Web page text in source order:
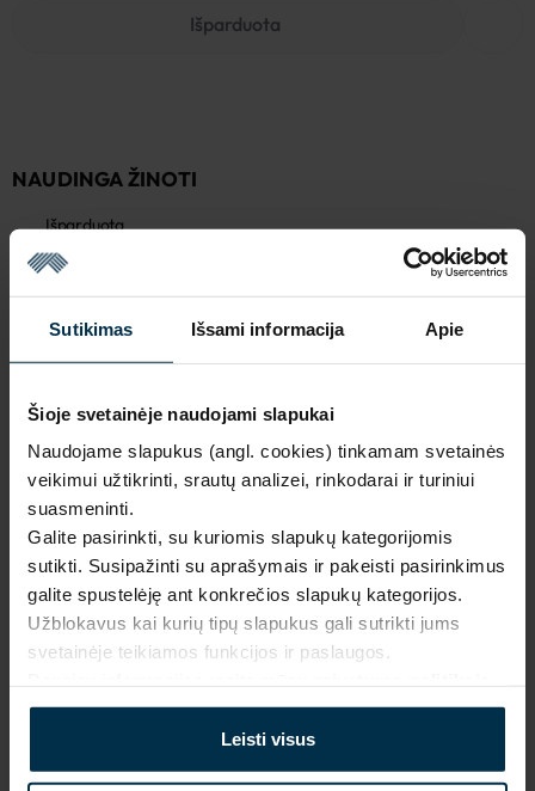
Sutikimas Išsami informacija Apie
Šioje svetainėje naudojami slapukai
Naudojame slapukus (angl. cookies) tinkamam svetainės
veikimui užtikrinti, srautų analizei, rinkodarai ir turiniui
suasmeninti.
Galite pasirinkti, su kuriomis slapukų kategorijomis
sutikti. Susipažinti su aprašymais ir pakeisti pasirinkimus
galite spustelėję ant konkrečios slapukų kategorijos.
Užblokavus kai kurių tipų slapukus gali sutrikti jums
svetainėje teikiamos funkcijos ir paslaugos.
Leisti visus
Išparduota
NAUDINGA ŽINOTI
Išparduota
Garantija - 2 metai
MADE IN EUROPE
SAVYBĖS
711115_339/339+19_7978
Artikulas
711115
Spalva
Rožinė
Koloristika
339/339+19